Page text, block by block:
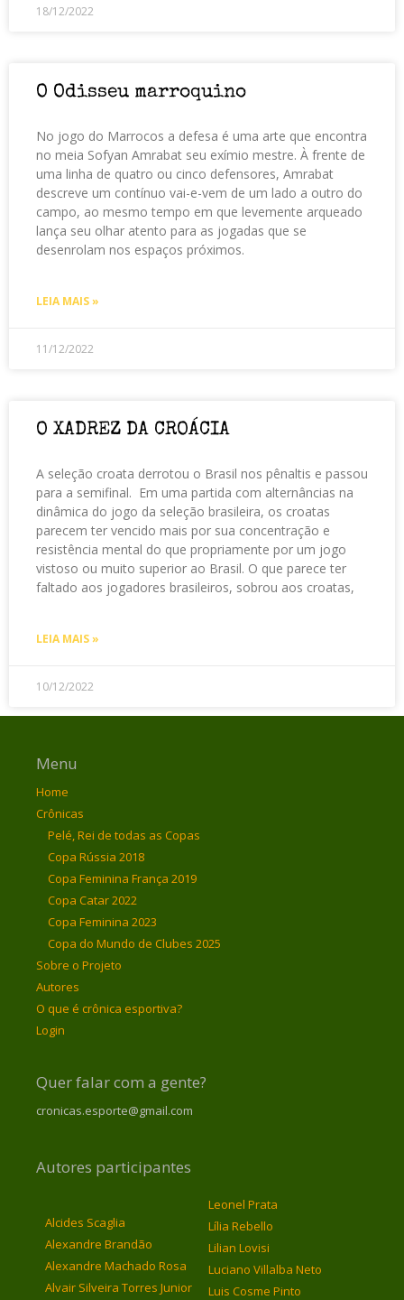
18/12/2022
O Odisseu marroquino
No jogo do Marrocos a defesa é uma arte que encontra
no meia Sofyan Amrabat seu exímio mestre. À frente de
uma linha de quatro ou cinco defensores, Amrabat
descreve um contínuo vai-e-vem de um lado a outro do
campo, ao mesmo tempo em que levemente arqueado
lança seu olhar atento para as jogadas que se
desenrolam nos espaços próximos.
LEIA MAIS »
11/12/2022
O XADREZ DA CROÁCIA
A seleção croata derrotou o Brasil nos pênaltis e passou
para a semifinal. Em uma partida com alternâncias na
dinâmica do jogo da seleção brasileira, os croatas
parecem ter vencido mais por sua concentração e
resistência mental do que propriamente por um jogo
vistoso ou muito superior ao Brasil. O que parece ter
faltado aos jogadores brasileiros, sobrou aos croatas,
LEIA MAIS »
10/12/2022
Menu
Home
Crônicas
Pelé, Rei de todas as Copas
Copa Rússia 2018
Copa Feminina França 2019
Copa Catar 2022
Copa Feminina 2023
Copa do Mundo de Clubes 2025
Sobre o Projeto
Autores
O que é crônica esportiva?
Login
Quer falar com a gente?
cronicas.esporte@gmail.com
Autores participantes
Alcides Scaglia
Alexandre Brandão
Alexandre Machado Rosa
Alvair Silveira Torres Junior
Leonel Prata
Lília Rebello
Lilian Lovisi
Luciano Villalba Neto
Luis Cosme Pinto